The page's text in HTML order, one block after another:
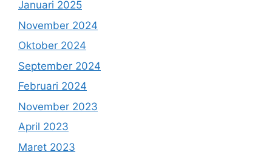
Januari 2025
November 2024
Oktober 2024
September 2024
Februari 2024
November 2023
April 2023
Maret 2023